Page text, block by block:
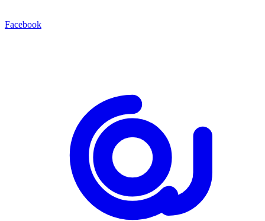
Facebook